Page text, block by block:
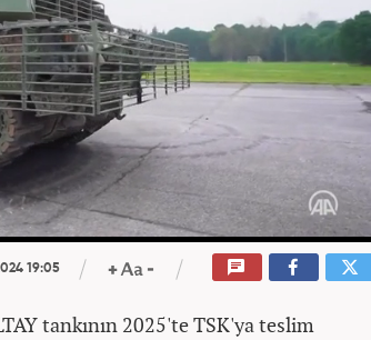
19:05
tankının 2025'te TSK'ya teslim